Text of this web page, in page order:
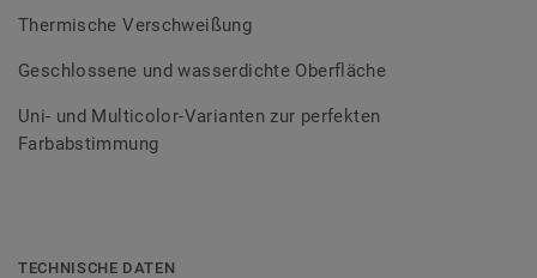
von Kontrastfarben lassen sich auch besondere
Thermische Verschweißung
Geschlossene und wasserdichte Oberfläche
Uni- und Multicolor-Varianten zur perfekten
Farbabstimmung
TECHNISCHE DATEN